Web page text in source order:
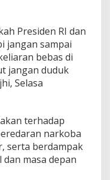
Presiden RI dan
jangan sampai
bebas di
jangan duduk
Selasa
terhadap
narkoba
serta berdampak
masa depan